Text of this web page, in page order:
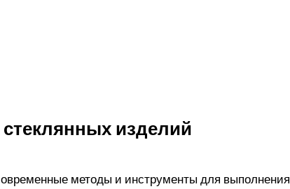
изделий
методы и инструменты для выполнения